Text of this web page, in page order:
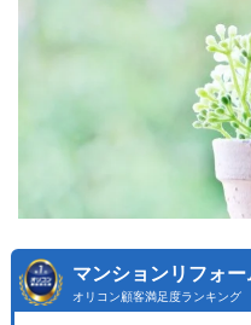
マンションリフォ
オリコン顧客満足度ランキング